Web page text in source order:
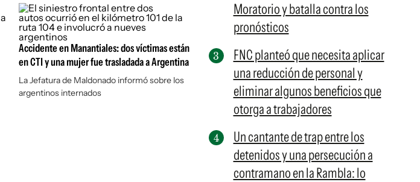
Accidente en Manantiales: dos víctimas están
en CTI y una mujer fue trasladada a Argentina
La Jefatura de Maldonado informó sobre los
argentinos internados
Moratorio y batalla contra los
pronósticos
FNC planteó que necesita aplicar
una reducción de personal y
eliminar algunos beneficios que
otorga a trabajadores
Un cantante de trap entre los
detenidos y una persecución a
contramano en la Rambla: lo